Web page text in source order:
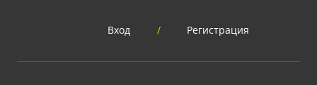
Вход / Регистрация